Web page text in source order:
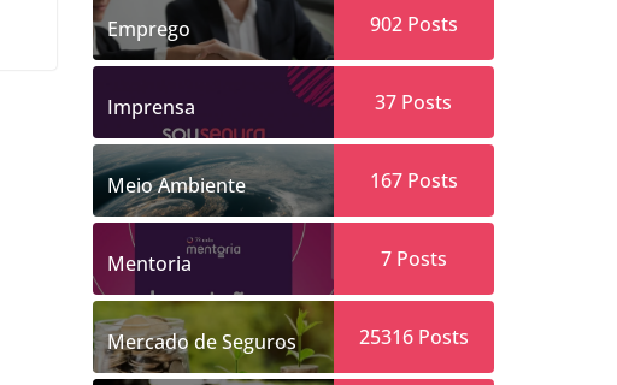
Emprego 902Posts
Imprensa 37 Posts
Meio Ambiente 167Posts
Mentoria 7Posts
Mercado de Seguros 25316Posts